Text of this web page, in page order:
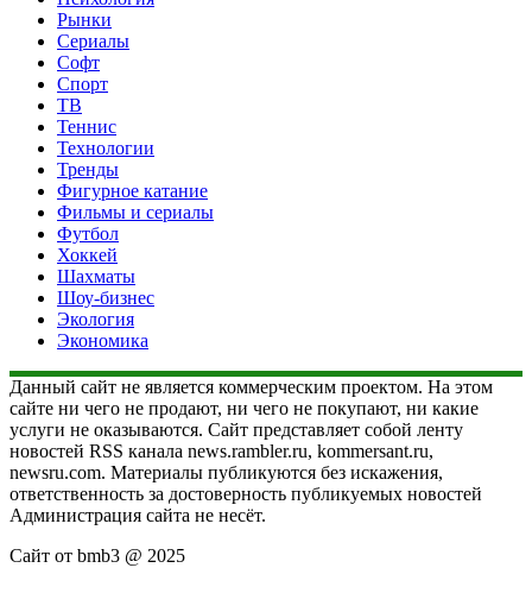
Рынки
Сериалы
Софт
Спорт
ТВ
Теннис
Технологии
Тренды
Фигурное катание
Фильмы и сериалы
Футбол
Хоккей
Шахматы
Шоу-бизнес
Экология
Экономика
Данный сайт не является коммерческим проектом. На этом
сайте ни чего не продают, ни чего не покупают, ни какие
услуги не оказываются. Сайт представляет собой ленту
новостей RSS канала news.rambler.ru, kommersant.ru,
newsru.com. Материалы публикуются без искажения,
ответственность за достоверность публикуемых новостей
Администрация сайта не несёт.
Сайт от bmb3 @ 2025